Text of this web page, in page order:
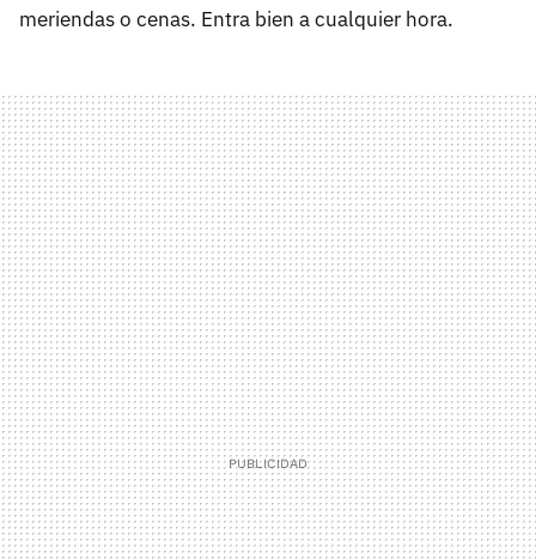
meriendas o cenas. Entra bien a cualquier hora.